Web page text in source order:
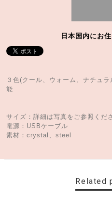
日本国内にお
３色(クール、ウォーム、ナチュ
能
サイズ：詳細は写真をご参照くだ
電源：USBケーブル
素材：crystal、steel
Related